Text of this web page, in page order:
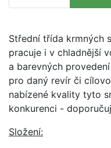
Střední třída krmných
pracuje i v chladnější
a barevných
pro daný revír či
nabízené kvality tyto
konkurenci -
Složení: